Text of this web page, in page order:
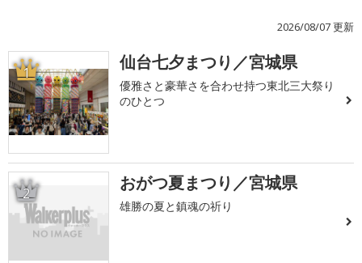
2026/08/07 更新
1 仙台七夕まつり／宮城県
優雅さと豪華さを合わせ持つ東北三大祭り
のひとつ
2 おがつ夏まつり／宮城県
雄勝の夏と鎮魂の祈り